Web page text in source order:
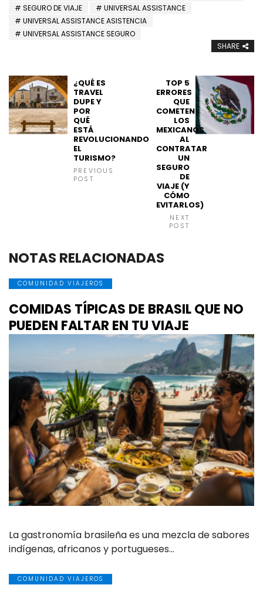
SEGURO DE VIAJE
UNIVERSAL ASSISTANCE
UNIVERSAL ASSISTANCE ASISTENCIA
UNIVERSAL ASSISTANCE SEGURO
SHARE
¿QUÉ ES
TRAVEL
DUPE Y
POR
QUÉ
ESTÁ
REVOLUCIONANDO
EL
TURISMO?
PREVIOUS
POST
TOP 5
ERRORES
QUE
COMETEN
LOS
MEXICANOS
AL
CONTRATAR
UN
SEGURO
DE
VIAJE (Y
CÓMO
EVITARLOS)
NEXT
POST
NOTAS RELACIONADAS
COMUNIDAD VIAJEROS
COMIDAS TÍPICAS DE BRASIL QUE NO
PUEDEN FALTAR EN TU VIAJE
La gastronomía brasileña es una mezcla de sabores
indígenas, africanos y portugueses…
COMUNIDAD VIAJEROS